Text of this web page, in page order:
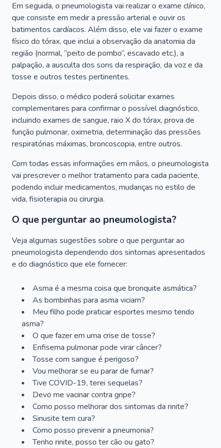
Em seguida, o pneumologista vai realizar o exame clínico,
que consiste em medir a pressão arterial e ouvir os
batimentos cardíacos. Além disso, ele vai fazer o exame
físico do tórax, que inclui a observação da anatomia da
região (normal, “peito de pombo”, escavado etc.), a
palpação, a ausculta dos sons da respiração, da voz e da
tosse e outros testes pertinentes.
Depois disso, o médico poderá solicitar exames
complementares para confirmar o possível diagnóstico,
incluindo exames de sangue, raio X do tórax, prova de
função pulmonar, oximetria, determinação das pressões
respiratórias máximas, broncoscopia, entre outros.
Com todas essas informações em mãos, o pneumologista
vai prescrever o melhor tratamento para cada paciente,
podendo incluir medicamentos, mudanças no estilo de
vida, fisioterapia ou cirurgia.
O que perguntar ao pneumologista?
Veja algumas sugestões sobre o que perguntar ao
pneumologista dependendo dos sintomas apresentados
e do diagnóstico que ele fornecer:
Asma é a mesma coisa que bronquite asmática?
As bombinhas para asma viciam?
Meu filho pode praticar esportes mesmo tendo
asma?
O que fazer em uma crise de tosse?
Enfisema pulmonar pode virar câncer?
Tosse com sangue é perigoso?
Vou melhorar se eu parar de fumar?
Tive COVID-19, terei sequelas?
Devo me vacinar contra gripe?
Como posso melhorar dos sintomas da rinite?
Sinusite tem cura?
Como posso prevenir a pneumonia?
Tenho rinite, posso ter cão ou gato?